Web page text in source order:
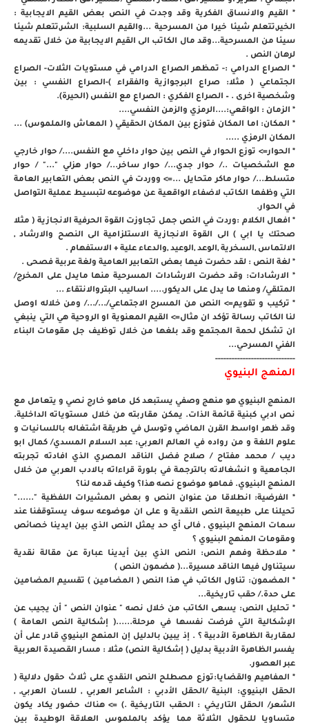
* القيم والانساق الفكرية وقد وجدت في النص بعض القيم الايجابية :
الخير,تتعلم شيئا خيرا من المسرحية ...والقيم السلبية: الشر,تتعلم شيئا
سيئا من المسرحية...وقد مال الكاتب الى القيم الايجابية من خلال تقديمه
لرهان النص .
* الصراع الدرامي :- تمظهر الصراع الدرامي في مستويات الثلات- الصراع
الجتماعي ( مثلا: صراع البرجوازية والفقراء )-الصراع النفسي : بين
وشخصية اخرى . – الصراع الفكري : الصراع مع النفس (الحيرة).
* الزمان : الواقعي:....الرمزي والزمن النفسي....
* المكان: اما المكان فتوزع بين المكان الحقيقي ( المعاش والملموس) ...
المكان الرمزي .....
* الحوار=> توزع الحوار في النص بين حوار داخلي مع النفس..../ حوار خارجي
مع الشخصيات ../ حوار جدي.../ حوار ساخر.../ حوار هزلي "..." / حوار
متسلط.../ حوار ماكر متحايل ...=> ووردت في النص بعض التعابير العامة
التي وظفها الكاتب لاضفاء الواقعية عن موضوعه لتبسيط عملية التواصل
في الحوار.
* افعال الكلام :وردت في النص جمل تجاوزت القوة الحرفية الانجازية ( مثلا
صحتك يا ابي ) الى القوة الانجازية الاستلزامية الى النصح والارشاد ,
الالتماس ,السخرية ,الوعد ,الوعيد ,والدعاء علية + الاستفهام .
* لغة النص : لقد حضرت فيها بعض التعابير العامية ولغة عربية فصحى .
* الارشادات: وقد حضرت الارشادات المسرحية منها مايدل على المخرج/
المتلقي/ ومنها ما يدل على الديكور..... اساليب البتروالانتقاء ...
* تركيب و تقويم=> النص من المسرح الاجتماعي/.../.../ ومن خلاله اوصل
لنا الكاتب رسالة تؤكد ان مثال=> القيم المعنوية او الروحية هي التي ينبغي
ان تشكل لحمة المجتمع وقد بلغها من خلال توظيف جل مقومات البناء
الفني المسرحي...
-----------------------------
المنهج البنيوي
المنهج البنيوي هو منهج وصفي يستبعد كل ماهو خارج نصي و يتعامل مع
نص ادبي كبنية قائمة الذات. يمكن مقاربته من خلال مستوياته الداخلية.
وقد ظهر اواسط القرن الماضي وتوسل في طريقة اشتغاله باللسانيات و
علوم اللغة و من رواده في العالم العربي: عبد السلام المسدي/ كمال ابو
ديب / محمد مفتاح / صلاح فضل الناقد المصري الذي افادته تجربته
الجامعية و انشغالاته بالترجمة في بلورة قراءاته بالادب العربي من خلال
المنهج البنيوي. فماهو موضوع نصه هذا؟ وكيف قدمه لنا؟
* الفرضية: انطلاقا من عنوان النص و بعض المشيرات اللفظية "......"
تحيلنا على طبيعة النص النقدية و على ان موضوعه سوف يستوقفنا عند
سمات المنهج البنيوي , فالى أي حد يمثل النص الذي بين ايدينا خصائص
ومقومات المنهج البنيوي ؟
* ملاحظة وفهم النص: النص الذي بين أيدينا عبارة عن مقالة نقدية
سيتناول فيها الناقد مسيرة...( مضمون النص )
* المضمون: تناول الكاتب في هذا النص ( المضامين ) تقسيم المضامين
على حدة./ حقب تاريخية...
* تحليل النص: يسعى الكاتب من خلال نصه " عنوان النص " أن يجيب عن
الإشكالية التي فرضت نفسها في مرحلة......( إشكالية النص العامة )
لمقاربة الظاهرة الأدبية ؟ . إذ يبين بالدليل إن المنهج البنيوي قادر على أن
يفسر الظاهرة الأدبية بدليل ( إشكالية النص) مثلا : مسار القصيدة العربية
عبر العصور.
* المفاهيم والقضايا:توزع مصطلح النص النقدي على ثلاث حقول دلالية (
الحقل البنيوي: البنية /الحقل الأدبي : الشاعر العربي , للسان العربي, ,
الشعر/ الحقل التاريخي : الحقب التاريخية .) => هناك حضور يكاد يكون
متساويا للحقول الثلاثة مما يؤكد بالملموس العلاقة الوطيدة بين